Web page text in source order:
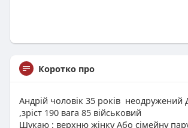
Коротко про
Андрій чоловік 35 років неодружений
,зріст 190 вага 85 військовий
Шукаю : верхню жінку Або сімейну